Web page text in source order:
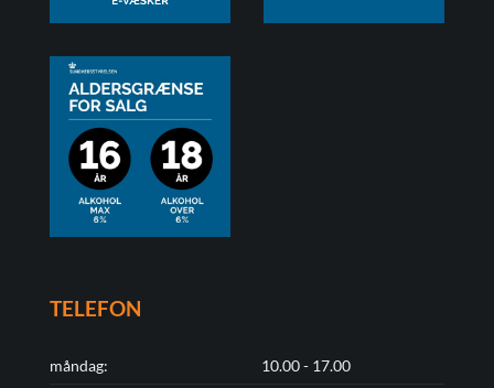
TELEFON
måndag:
10.00 - 17.00